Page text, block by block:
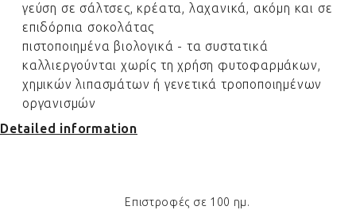
γεύση σε σάλτσες, κρέατα, λαχανικά, ακόμη και σε
επιδόρπια σοκολάτας
πιστοποιημένα βιολογικά - τα συστατικά
καλλιεργούνται χωρίς τη χρήση φυτοφαρμάκων,
χημικών λιπασμάτων ή γενετικά τροποποιημένων
οργανισμών
Detailed information
Επιστροφές σε 100 ημ.